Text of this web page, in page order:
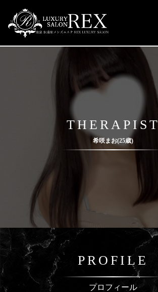
THERAPIST
希咲まお(25歳)
PROFILE
プロフィール